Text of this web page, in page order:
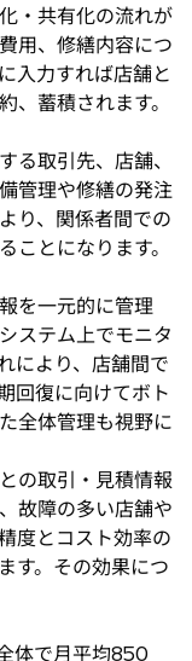
・共有化の流れが
用、修繕内容につ
入力すれば店舗と
、蓄積されます。
る取引先、店舗、
管理や修繕の発注
り、関係者間での
ことになります。
を一元的に管理
ステム上でモニタ
により、店舗間で
回復に向けてボト
全体管理も視野に
の取引・見積情報
故障の多い店舗や
度とコスト効率の
す。その効果につ
体で月平均850